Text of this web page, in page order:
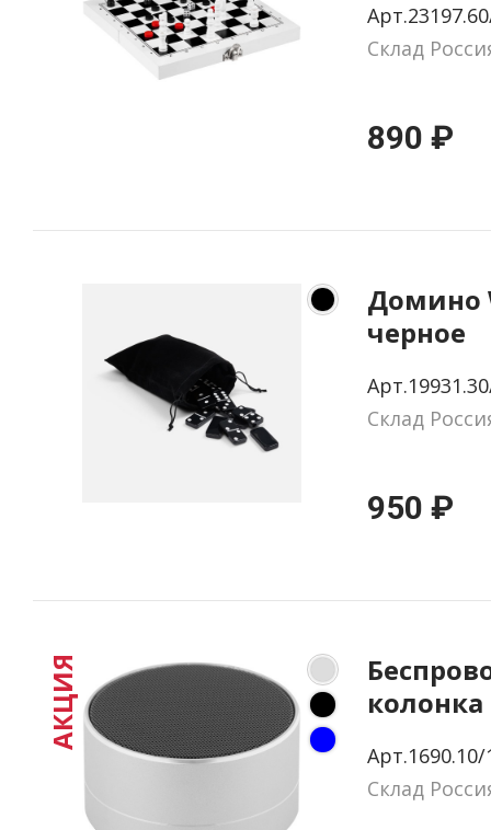
Склад
890 ₽
Домино
черное
Склад
950 ₽
колонка
Арт.1690.10/
Склад
АКЦИЯ